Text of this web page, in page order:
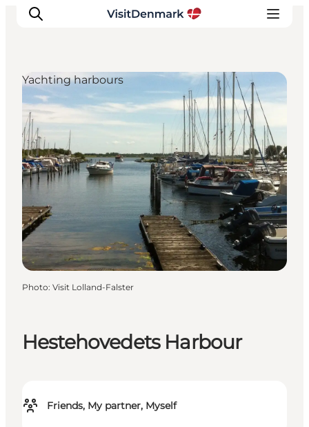
Inspirations
Destinations
Quoi faire
Hébergements
Planifiez votre voyage
Hestehovedets Harbour
Friends, My partner, Myself
Yachting harbours
Photo: Visit Lolland-Falster